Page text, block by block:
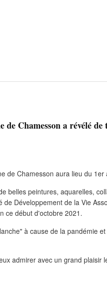
de Chamesson a révélé
belles peintures, aquarelles,
de Développement de la Vie
ce début d'octobre 2021.
à cause de la pandémie
admirer avec un grand plaisir